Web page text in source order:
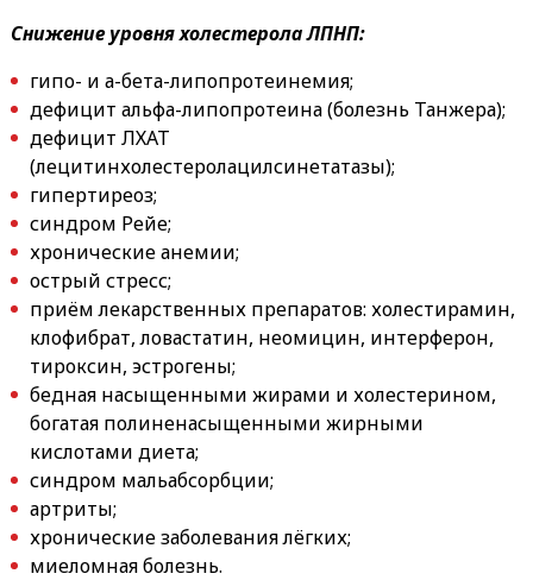
Снижение уровня холестерола ЛПНП:
гипо- и а-бета-липопротеинемия;
дефицит альфа-липопротеина (болезнь Танжера);
дефицит ЛХАТ
(лецитинхолестеролацилсинетатазы);
гипертиреоз;
синдром Рейе;
хронические анемии;
острый стресс;
приём лекарственных препаратов: холестирамин,
клофибрат, ловастатин, неомицин, интерферон,
тироксин, эстрогены;
бедная насыщенными жирами и холестерином,
богатая полиненасыщенными жирными
кислотами диета;
синдром мальабсорбции;
артриты;
хронические заболевания лёгких;
миеломная болезнь.